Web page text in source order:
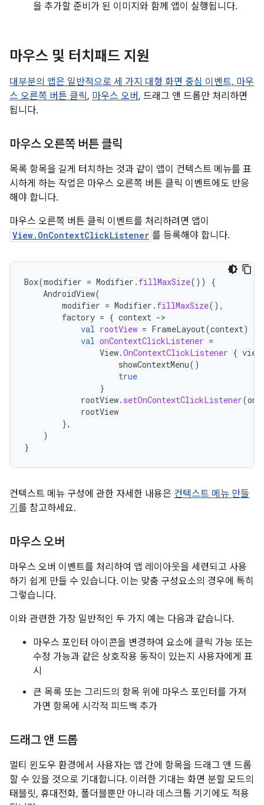
을 추가할 준비가 된 이미지와 함께 앱이 실행됩니다.
마우스 및 터치패드 지원
대부분의 앱은 일반적으로 세 가지 대형 화면 중심 이벤트, 마우
스 오른쪽 버튼 클릭, 마우스 오버, 드래그 앤 드롭만 처리하면
됩니다.
마우스 오른쪽 버튼 클릭
목록 항목을 길게 터치하는 것과 같이 앱이 컨텍스트 메뉴를 표
시하게 하는 작업은 마우스 오른쪽 버튼 클릭 이벤트에도 반응
해야 합니다.
마우스 오른쪽 버튼 클릭 이벤트를 처리하려면 앱이
View.OnContextClickListener 를 등록해야 합니다.
Box(modifier = Modifier . fillMaxSize())
{
AndroidView(
modifier = Modifier . fillMaxSize(),
factory = { context -
val rootView = FrameLayout(context)
val onContextClickListener =
View.OnContextClickListener { view
showContextMenu()
true
}
rootView. setOnContextClickListener(
rootView
},
)
}
컨텍스트 메뉴 구성에 관한 자세한 내용은 컨텍스트 메뉴 만들
기 를 참고하세요.
마우스 오버
마우스 오버 이벤트를 처리하여 앱 레이아웃을 세련되고 사용
하기 쉽게 만들 수 있습니다. 이는 맞춤 구성요소의 경우에 특히
그렇습니다.
이와 관련한 가장 일반적인 두 가지 예는 다음과 같습니다.
마우스 포인터 아이콘을 변경하여 요소에 클릭 가능 또는
수정 가능과 같은 상호작용 동작이 있는지 사용자에게 표
시
큰 목록 또는 그리드의 항목 위에 마우스 포인터를 가져
가면 항목에 시각적 피드백 추가
드래그 앤 드롭
멀티 윈도우 환경에서 사용자는 앱 간에 항목을 드래그 앤 드롭
할 수 있을 것으로 기대합니다. 이러한 기대는 화면 분할 모드의
태블릿, 휴대전화, 폴더블뿐만 아니라 데스크톱 기기에도 적용